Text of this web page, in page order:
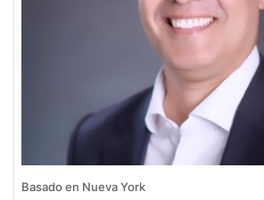
Basado en Nueva York